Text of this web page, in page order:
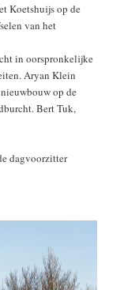
Koetshuijs op de
van het
in oorspronkelijke
Aryan Klein
op de
Bert Tuk,
dagvoorzitter